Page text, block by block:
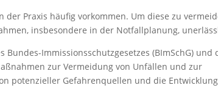
Praxis häufig vorkommen. Um diese zu
insbesondere in der Notfallplanung,
Immissionsschutzgesetzes (BImSchG) und
zur Vermeidung von Unfällen und zur
potenzieller Gefahrenquellen und die Entwicklung